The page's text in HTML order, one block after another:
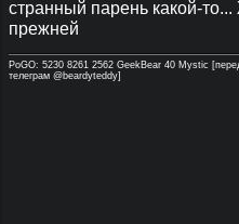
странный парень какой-
прежней
PoGO: 5230 8261 2562 GeekBear 40 Mystic
телеграм @beardyteddy]